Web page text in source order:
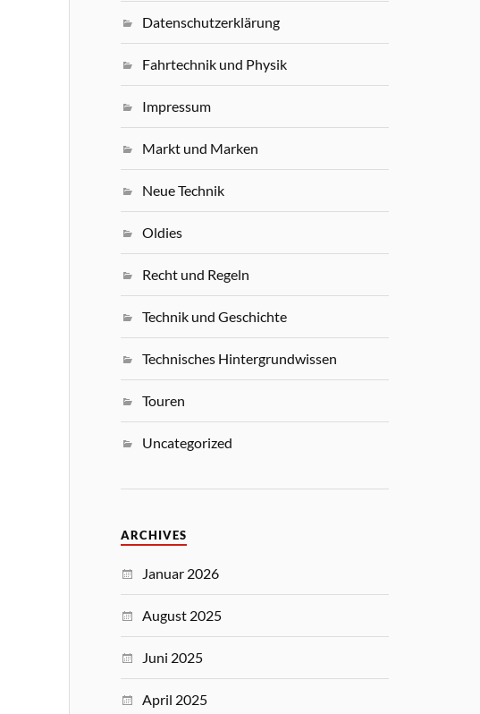
Datenschutzerklärung
Fahrtechnik und Physik
Impressum
Markt und Marken
Neue Technik
Oldies
Recht und Regeln
Technik und Geschichte
Technisches Hintergrundwissen
Touren
Uncategorized
ARCHIVES
Januar 2026
August 2025
Juni 2025
April 2025